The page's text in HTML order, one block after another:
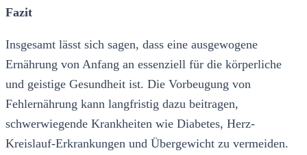
Fazit
Insgesamt lässt sich sagen, dass eine ausgewogene
Ernährung von Anfang an essenziell für die körperliche
und geistige Gesundheit ist. Die Vorbeugung von
Fehlernährung kann langfristig dazu beitragen,
schwerwiegende Krankheiten wie Diabetes, Herz-
Kreislauf-Erkrankungen und Übergewicht zu vermeiden.